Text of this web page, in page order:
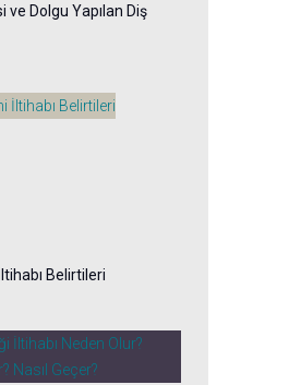
ve Dolgu Yapılan Diş
Belirtileri